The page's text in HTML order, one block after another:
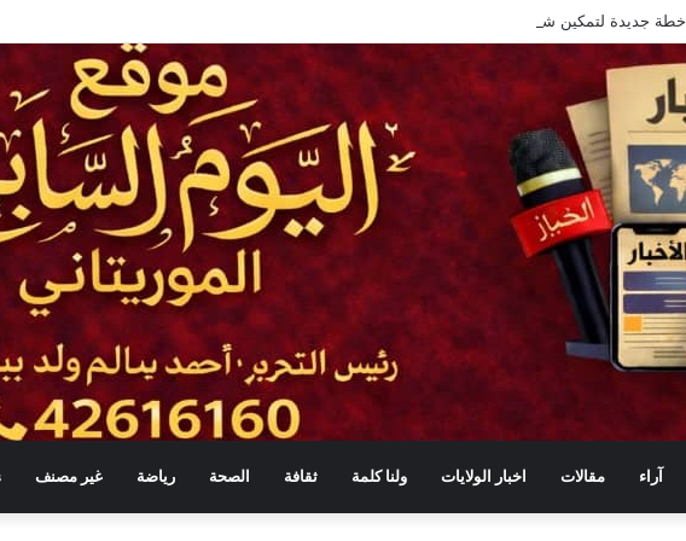
خطة جديدة لتمكين شباب الريف: تدريب مهني لـ730 شابًا وشابة في موريتانيا
آراء مقالات اخبار الولايات ولنا كلمة ثقافة الصحة رياضة غير مصنف